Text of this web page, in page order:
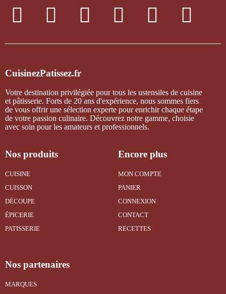
CuisinezPatissez.fr
Votre destination privilégiée pour tous les ustensiles de cuisine
et pâtisserie. Forts de 20 ans d'expérience, nous sommes fiers
de vous offrir une sélection experte pour enrichir chaque étape
de votre passion culinaire. Découvrez notre gamme, choisie
avec soin pour les amateurs et professionnels.
Nos produits
CUISINE
CUISSON
DÉCOUPE
ÉPICERIE
PATISSERIE
Encore plus
MON COMPTE
PANIER
CONNEXION
CONTACT
RECETTES
Nos partenaires
MARQUES